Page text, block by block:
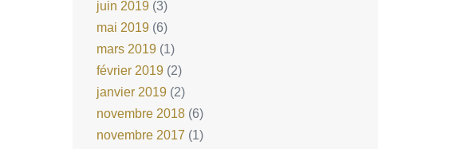
juin 2019(3)
mai 2019(6)
mars 2019(1)
février 2019(2)
janvier 2019(2)
novembre 2018(6)
novembre 2017 (1)